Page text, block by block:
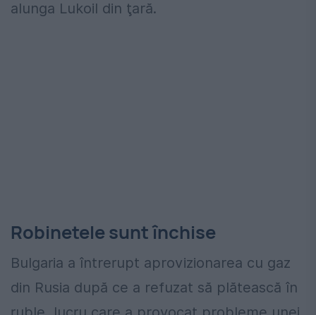
alunga Lukoil din ţară.
Robinetele sunt închise
Bulgaria a întrerupt aprovizionarea cu gaz
din Rusia după ce a refuzat să plătească în